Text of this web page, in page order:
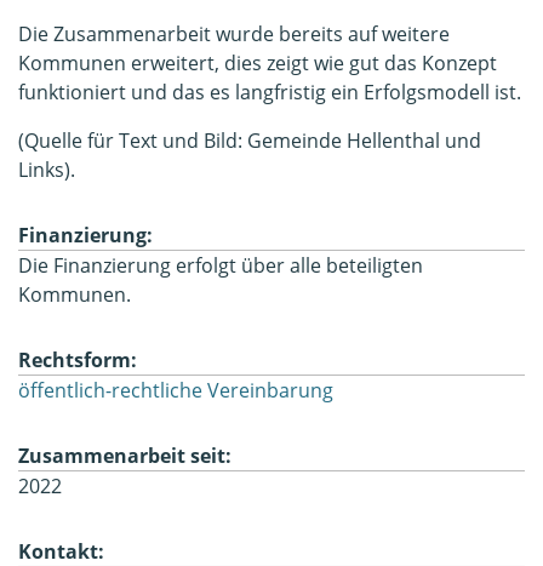
Die Zusammenarbeit wurde bereits auf weitere
Kommunen erweitert, dies zeigt wie gut das Konzept
funktioniert und das es langfristig ein Erfolgsmodell ist.
(Quelle für Text und Bild: Gemeinde Hellenthal und
Links).
Finanzierung:
Die Finanzierung erfolgt über alle beteiligten
Kommunen.
Rechtsform:
öffentlich-rechtliche Vereinbarung
Zusammenarbeit seit:
2022
Kontakt: